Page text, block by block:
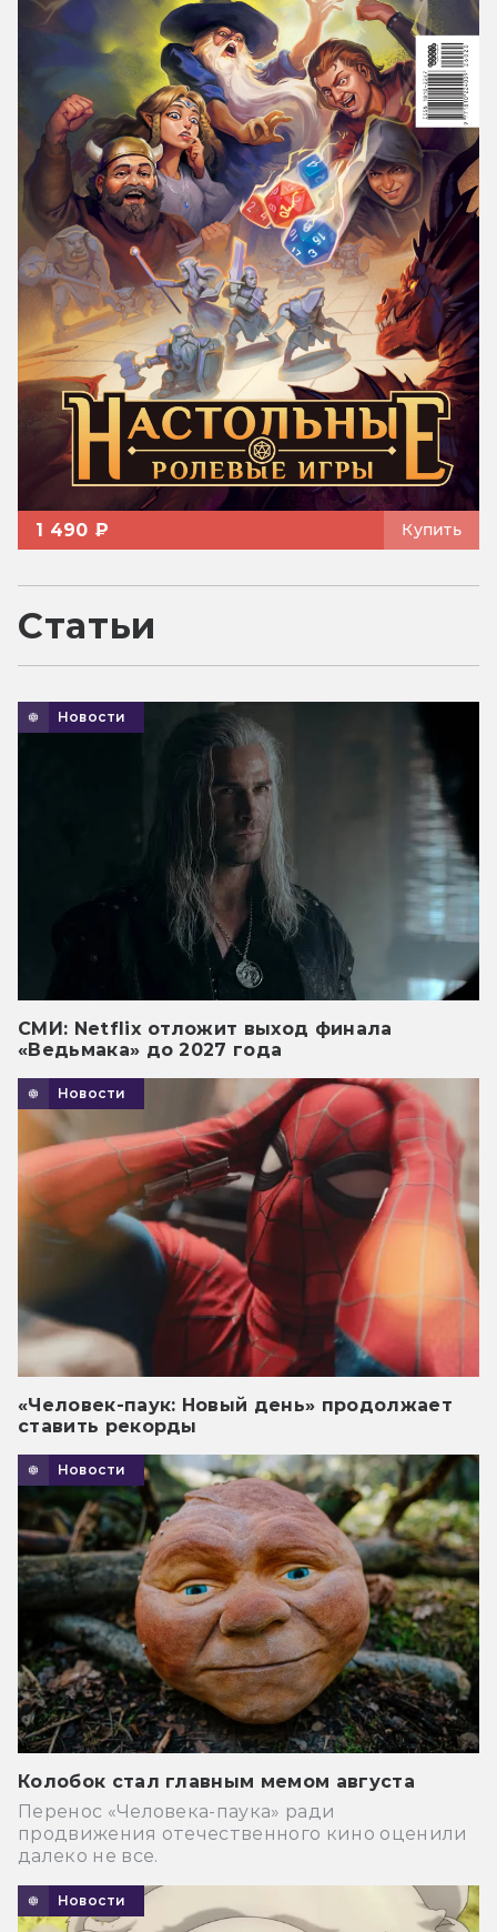
1 490 ₽ Купить
Статьи
Новости
СМИ: Netflix отложит выход финала
«Ведьмака» до 2027 года
Новости
«Человек-паук: Новый день» продолжает
ставить рекорды
Новости
Колобок стал главным мемом августа
Перенос «Человека-паука» ради
продвижения отечественного кино оценили
далеко не все.
Новости